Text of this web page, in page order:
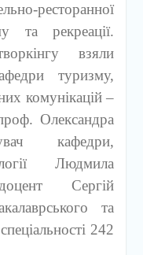
ресторанної
та рекреації.
взяли
туризму,
комунікацій –
Олександра
кафедри,
Людмила
Сергій
та
242